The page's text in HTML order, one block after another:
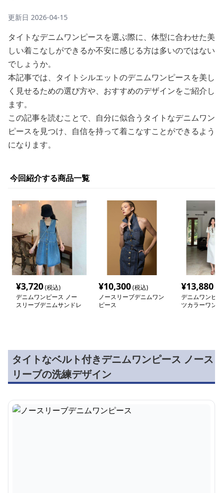
更新日 2026-04-15
タイトなデニムワンピースを選ぶ際に、体型に合わせた美
しい着こなしができるか不安に感じる方は多いのではない
でしょうか。
本記事では、タイトシルエットのデニムワンピースを美し
く見せるための選び方や、おすすめのデザインをご紹介し
ます。
この記事を読むことで、自分に似合うタイトなデニムワン
ピースを見つけ、自信を持って着こなすことができるよう
になります。
今回紹介する商品一覧
¥3,720(税込)
デニムワンピース ノー
スリーブデニムサンドレ
¥10,300(税込)
ノースリーブデニムワン
ピース
¥13,880
デニムワンピ
ツカラーワン
タイトなベルト付きデニムワンピース ノース
リーブの洗練デザイン